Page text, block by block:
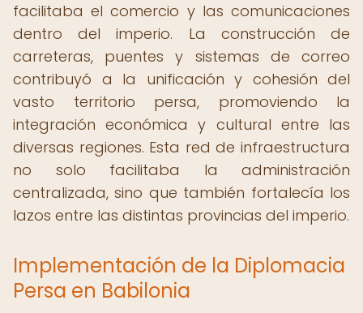
facilitaba el comercio y las comunicaciones
dentro del imperio. La construcción de
carreteras, puentes y sistemas de correo
contribuyó a la unificación y cohesión del
vasto territorio persa, promoviendo la
integración económica y cultural entre las
diversas regiones. Esta red de infraestructura
no solo facilitaba la administración
centralizada, sino que también fortalecía los
lazos entre las distintas provincias del imperio.
Implementación de la Diplomacia
Persa en Babilonia